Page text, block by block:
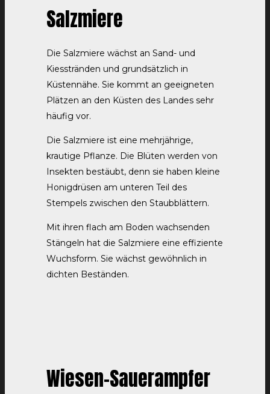
Salzmiere
Die Salzmiere wächst an Sand- und
Kiesstränden und grundsätzlich in
Küstennähe. Sie kommt an geeigneten
Plätzen an den Küsten des Landes sehr
häufig vor.
Die Salzmiere ist eine mehrjährige,
krautige Pflanze. Die Blüten werden von
Insekten bestäubt, denn sie haben kleine
Honigdrüsen am unteren Teil des
Stempels zwischen den Staubblättern.
Mit ihren flach am Boden wachsenden
Stängeln hat die Salzmiere eine effiziente
Wuchsform. Sie wächst gewöhnlich in
dichten Beständen.
Wiesen-Sauerampfer